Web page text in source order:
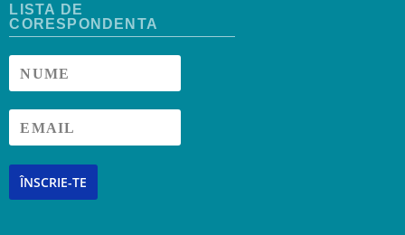
LISTA DE
CORESPONDENTA
ÎNSCRIE-TE